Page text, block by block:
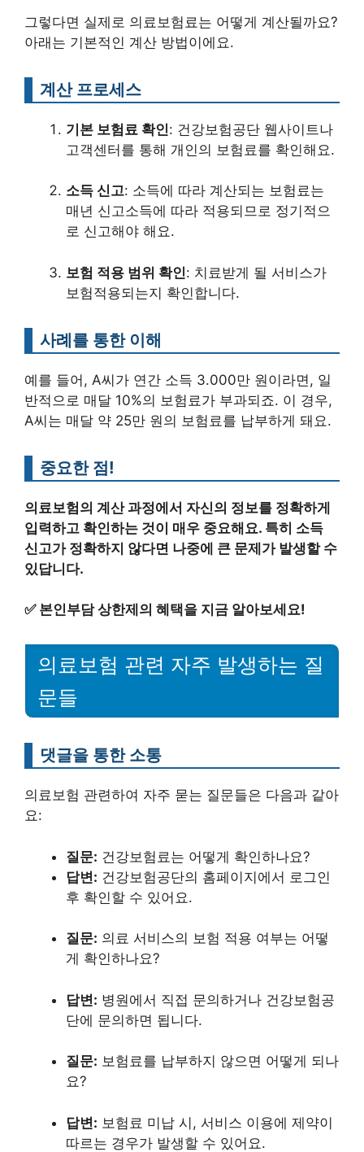
그렇다면 실제로 의료보험료는 어떻게 계산될까요?
아래는 기본적인 계산 방법이에요.
계산 프로세스
기본 보험료 확인: 건강보험공단 웹사이트나
고객센터를 통해 개인의 보험료를 확인해요.
소득 신고: 소득에 따라 계산되는 보험료는
매년 신고소득에 따라 적용되므로 정기적으
로 신고해야 해요.
보험 적용 범위 확인: 치료받게 될 서비스가
보험적용되는지 확인합니다.
사례를 통한 이해
예를 들어, A씨가 연간 소득 3.000만 원이라면, 일
반적으로 매달 10%의 보험료가 부과되죠. 이 경우,
A씨는 매달 약 25만 원의 보험료를 납부하게 돼요.
중요한 점!
의료보험의 계산 과정에서 자신의 정보를 정확하게
입력하고 확인하는 것이 매우 중요해요. 특히 소득
신고가 정확하지 않다면 나중에 큰 문제가 발생할 수
있답니다.
✅ 본인부담 상한제의 혜택을 지금 알아보세요!
의료보험 관련 자주 발생하는 질
문들
댓글을 통한 소통
의료보험 관련하여 자주 묻는 질문들은 다음과 같아
요:
질문: 건강보험료는 어떻게 확인하나요?
답변: 건강보험공단의 홈페이지에서 로그인
후 확인할 수 있어요.
질문: 의료 서비스의 보험 적용 여부는 어떻
게 확인하나요?
답변: 병원에서 직접 문의하거나 건강보험공
단에 문의하면 됩니다.
질문: 보험료를 납부하지 않으면 어떻게 되나
요?
답변: 보험료 미납 시, 서비스 이용에 제약이
따르는 경우가 발생할 수 있어요.